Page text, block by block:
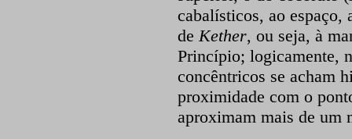
cabalísticos, ao espaço,
de Kether, ou seja, à
Princípio; logicamente,
concêntricos se acham
proximidade com o
aproximam mais de um